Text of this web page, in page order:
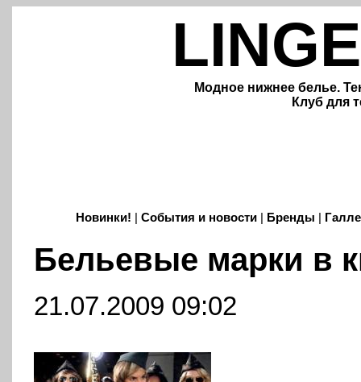
Модное нижнее белье.
Клуб для
Новинки! События и новости| Бренды
Бельевые марки в
21.07.2009 09:02